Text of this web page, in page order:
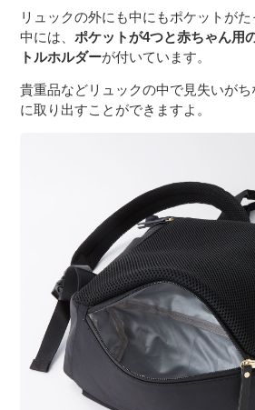
リュックの外にも中にもポケットが
中には、ポケットが4つと赤ちゃん用
トルホルダーが付いています。
貴重品などリュックの中で見失いが
に取り出すことができますよ。